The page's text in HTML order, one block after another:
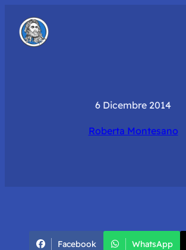
6 Dicembre 2014
Roberta Montesano
Facebook WhatsApp